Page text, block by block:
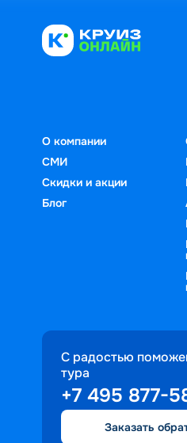
О компании
СМИ
Скидки и акции
Блог
С радостью
тура
+7 495 877-
Заказать